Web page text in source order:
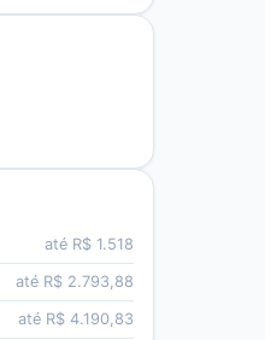
até R$ 1.518
até R$ 2.793,88
até R$ 4.190,83